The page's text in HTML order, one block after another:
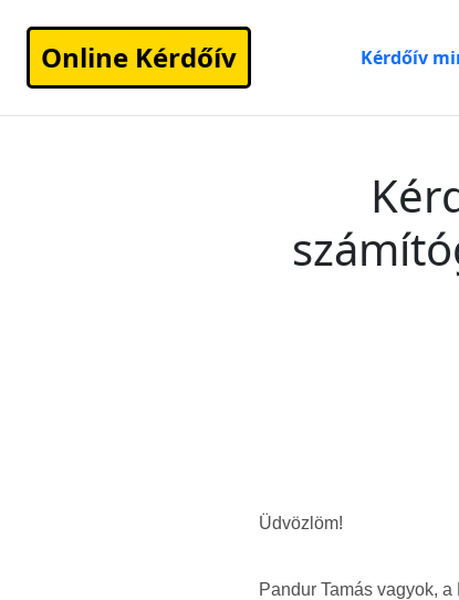
Online Kérdőív Kérdőív
Üdvözlöm!
Pandur Tamás vagyok,